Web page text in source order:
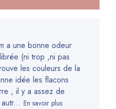
a une bonne odeur
(ni trop ,ni pas
les couleurs de la
idée les flacons
, il y a assez de
En savoir plus